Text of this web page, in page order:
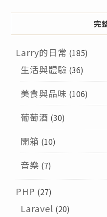
完
Larry的日常 (185)
生活與體驗 (36)
美食與品味 (106)
葡萄酒 (30)
開箱 (10)
音樂 (7)
PHP (27)
Laravel (20)